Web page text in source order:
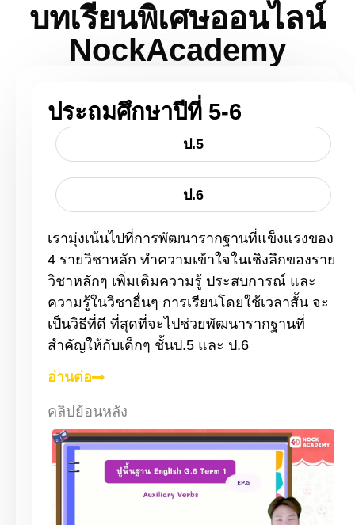
บทเรียนพิเศษออนไลน์
NockAcademy
ประถมศึกษาปีที่ 5-6
ป.5
ป.6
เรามุ่งเน้นไปที่การพัฒนารากฐานที่แข็งแรงของ
4 รายวิชาหลัก ทำความเข้าใจในเชิงลึกของราย
วิชาหลักๆ เพิ่มเติมความรู้ ประสบการณ์ และ
ความรู้ในวิชาอื่นๆ การเรียนโดยใช้เวลาสั้น จะ
เป็นวิธีที่ดี ที่สุดที่จะไปช่วยพัฒนารากฐานที่
สำคัญให้กับเด็กๆ ชั้นป.5 และ ป.6
อ่านต่อ
คลิปย้อนหลัง